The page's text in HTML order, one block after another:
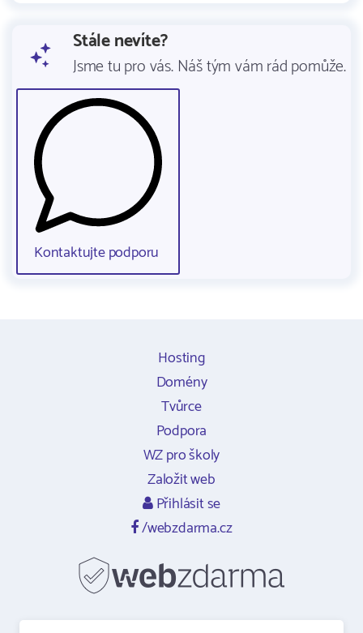
Stále nevíte?
Jsme tu pro vás. Náš tým vám rád pomůže.
Kontaktujte podporu
Hosting
Domény
Tvůrce
Podpora
WZ pro školy
Založit web
Přihlásit se
/webzdarma.cz